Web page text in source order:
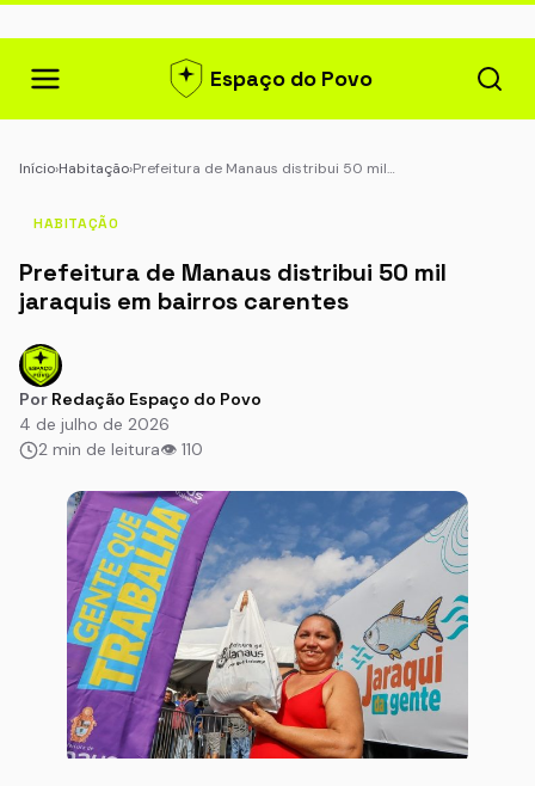
Espaço do Povo
Início›Habitação›Prefeitura de Manaus distribui 50 mil…
HABITAÇÃO
Prefeitura de Manaus distribui 50 mil
jaraquis em bairros carentes
Por Redação Espaço do Povo
4 de julho de 2026
2 min de leitura👁 110